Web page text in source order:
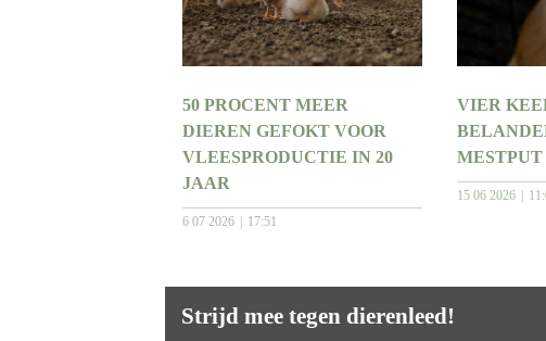
50 PROCENT MEER
DIEREN GEFOKT VOOR
VLEESPRODUCTIE IN 20
JAAR
6 07 2026 17:51
VIER
MESTPUT
15 06 2026
Strijd mee tegen dierenleed!